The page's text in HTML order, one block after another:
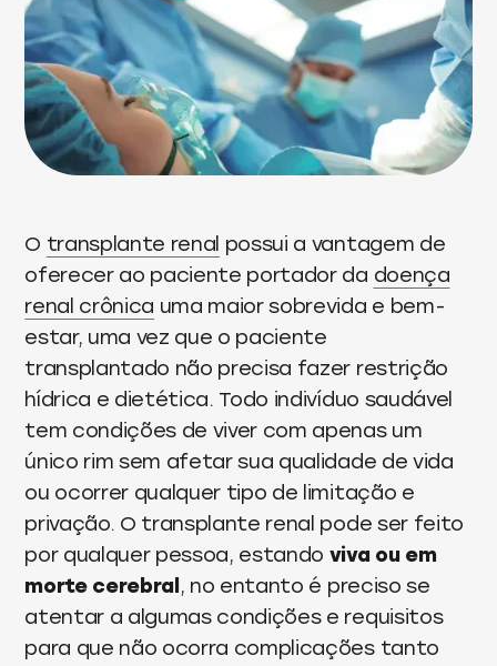
O transplante renal possui a vantagem de
oferecer ao paciente portador da doença
renal crônica uma maior sobrevida e bem-
estar, uma vez que o paciente
transplantado não precisa fazer restrição
hídrica e dietética. Todo indivíduo saudável
tem condições de viver com apenas um
único rim sem afetar sua qualidade de vida
ou ocorrer qualquer tipo de limitação e
privação. O transplante renal pode ser feito
por qualquer pessoa, estando viva ou em
morte cerebral , no entanto é preciso se
atentar a algumas condições e requisitos
para que não ocorra complicações tanto